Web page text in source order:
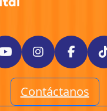
Contáctanos